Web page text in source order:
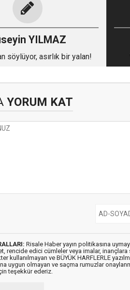
YILMAZ
söylüyor, asırlık bir yalan!
YORUM KAT
Risale Haber yayın politikasına
rencide edici cümleler veya imalar, inançlara
kullanılmayan ve BÜYÜK HARFLERLE
uygun olmayan ve saçma rumuzlar
teşekkür ederiz.